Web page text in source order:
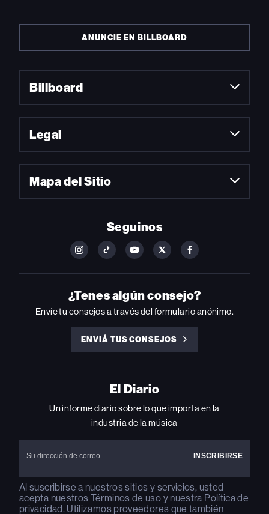
ANUNCIE EN BILLBOARD
Billboard
Legal
Mapa del Sitio
Seguinos
FOLLOW
ON
INSTAGRAM
FOLLOW
ON
YOUTUBE
FOLLOW
ON
YOUTUBE
FOLLOW
ON
FOLLOW
ON
FACEBOOK
¿Tenes algún consejo?
Envíe tu consejos a través del formulario anónimo.
ENVIÁ TUS CONSEJOS
ENVIÁ
CONSEJOS
El Diario
Un informe diario sobre lo que importa en la
industria de la música
Al suscribirse a nuestros sitios y servicios, usted
acepta nuestros Términos de uso y nuestra Política de
privacidad. Utilizamos proveedores que también